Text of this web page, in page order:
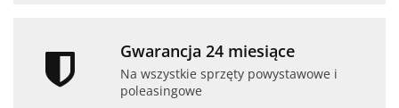
Gwarancja 24 miesiące
Na wszystkie sprzęty powystawowe i
poleasingowe